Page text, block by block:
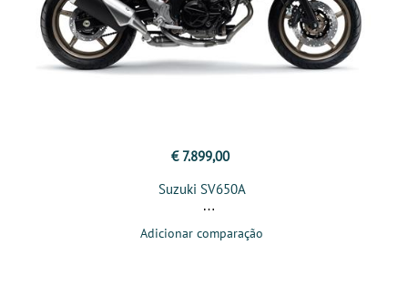
€ 7.899,00
Suzuki SV650A
Adicionar comparação